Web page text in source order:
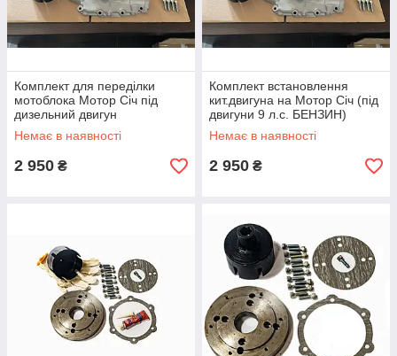
Комплект для переділки
мотоблока Мотор Січ під
дизельний двигун
Немає в наявності
2 950 ₴
Комплект встановлення
кит.двигуна на Мотор Січ (під
двигуни 9 л.с. БЕНЗИН)
розбовтування 113 мм
Немає в наявності
2 950 ₴